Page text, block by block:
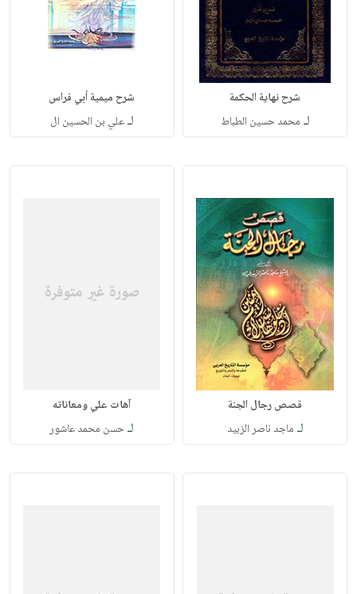
شرح نهاية الحكمة
لـ محمد حسين الطباط
شرح ميمية أبي فراس
لـعلي بن الحسين ال
قصص رجال الجنة
لـ ماجد ناصر الزبيد
آهات علي ومعاناته
لـحسن محمد عاشور